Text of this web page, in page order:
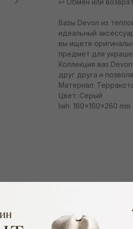
↩️ Обмен или
Вазы Devon из
идеальный
вы ищете
предмет для
Коллекция ваз
друг друга и
Материал:
Цвет: Серый
lwh: 160x160x260 mm